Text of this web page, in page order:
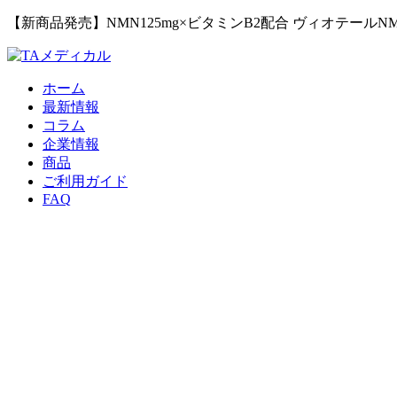
【新商品発売】NMN125mg×ビタミンB2配合 ヴィオテール
ホーム
最新情報
コラム
企業情報
商品
ご利用ガイド
FAQ